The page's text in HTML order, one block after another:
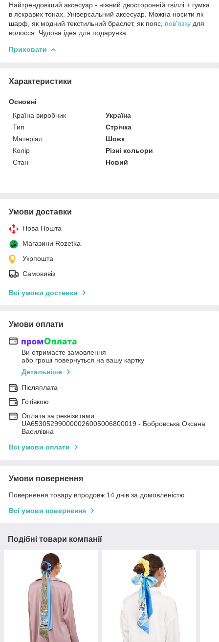
Найтрендовіший аксесуар - ніжний двосторонній твіллі + гумка
в яскравих тонах. Універсальний аксесуар. Можна носити як
шарф, як модний текстильний браслет, як пояс, пов'язку для
волосся. Чудова ідея для подарунка.
Приховати
Характеристики
Основні
Країна виробник
Україна
Тип
Стрічка
Матеріал
Шовк
Колір
Різні кольори
Стан
Новий
Умови доставки
Нова Пошта
Магазини Rozetka
Укрпошта
Самовивіз
Всі умови доставки
Умови оплати
Ви отримаєте замовлення
або гроші повернуться на вашу картку
Детальніше
Післяплата
Готівкою
Оплата за реквізитами:
UA653052990000026005006800019 - Бобровська Оксана
Василівна
Всі умови оплати
Умови повернення
Повернення товару впродовж 14 днів за домовленістю
Всі умови повернення
Подібні товари компанії